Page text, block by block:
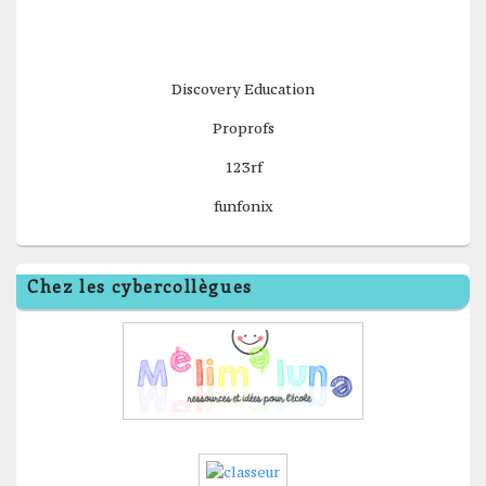
Discovery Education
Proprofs
123rf
funfonix
Chez les cybercollègues